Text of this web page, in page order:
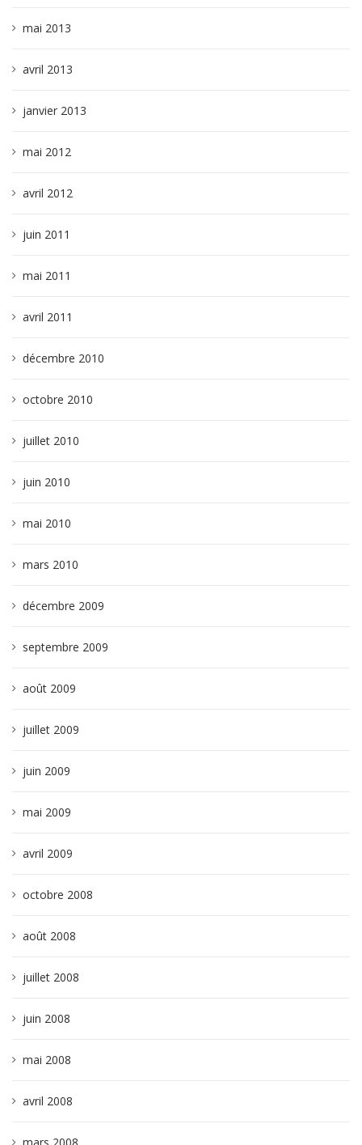
mai 2013
avril 2013
janvier 2013
mai 2012
avril 2012
juin 2011
mai 2011
avril 2011
décembre 2010
octobre 2010
juillet 2010
juin 2010
mai 2010
mars 2010
décembre 2009
septembre 2009
août 2009
juillet 2009
juin 2009
mai 2009
avril 2009
octobre 2008
août 2008
juillet 2008
juin 2008
mai 2008
avril 2008